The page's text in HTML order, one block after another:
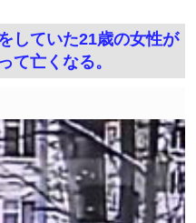
していた21歳の女性が
て亡くなる。